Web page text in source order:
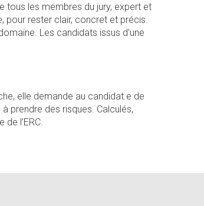
tous les membres du jury, expert et
pour rester clair, concret et précis.
Les candidats issus d’une
elle demande au candidat.e de
prendre des risques. Calculés,
l’ERC.